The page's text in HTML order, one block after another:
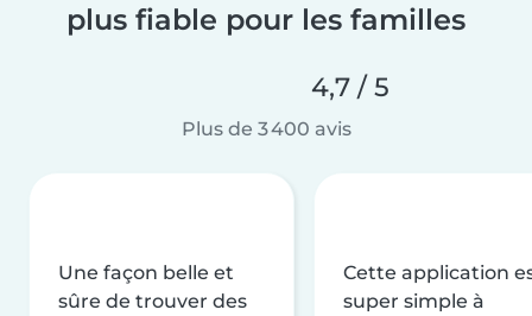
plus fiable pour les familles
4,7 / 5
Plus de 3 400 avis
Une façon belle et
sûre de trouver des
Cette application
super simple à